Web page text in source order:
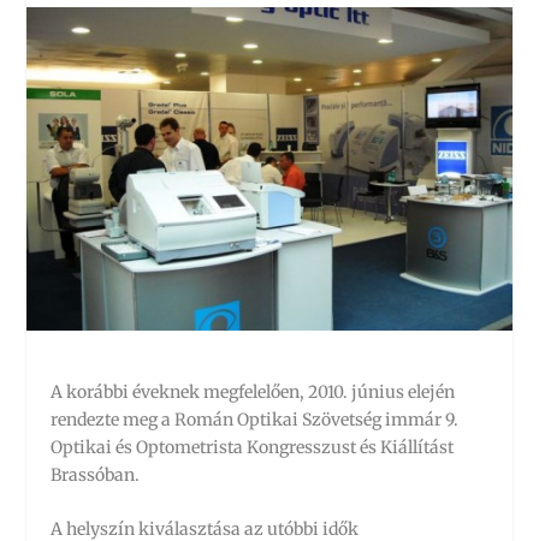
A korábbi éveknek megfelelően, 2010. június elején
rendezte meg a Román Optikai Szövetség immár 9.
Optikai és Optometrista Kongresszust és Kiállítást
Brassóban.
A helyszín kiválasztása az utóbbi idők